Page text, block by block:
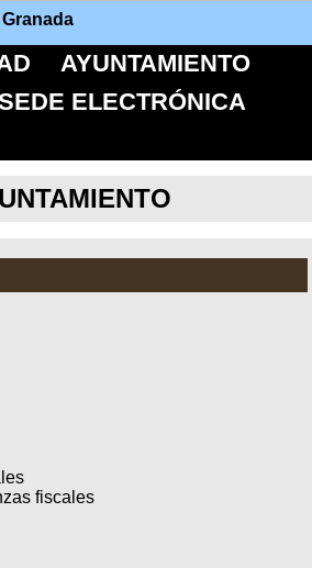
AYUNTAMIENTO
ELECTRÓNICA
fiscales